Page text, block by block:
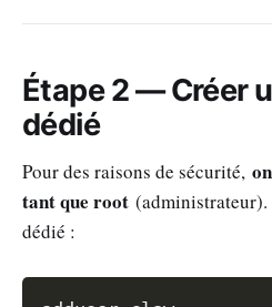
Étape 2 — Créer
dédié
Pour des raisons de sécurité,
tant que root
dédié :